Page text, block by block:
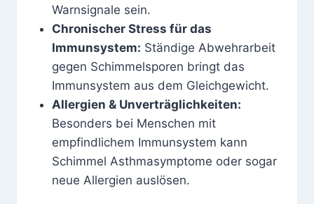
Warnsignale sein.
Chronischer Stress für das
Immunsystem: Ständige Abwehrarbeit
gegen Schimmelsporen bringt das
Immunsystem aus dem Gleichgewicht.
Allergien & Unverträglichkeiten:
Besonders bei Menschen mit
empfindlichem Immunsystem kann
Schimmel Asthmasymptome oder sogar
neue Allergien auslösen.